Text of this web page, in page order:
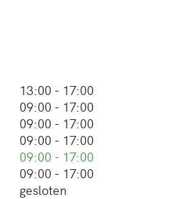
13:00 - 17:00
09:00 - 17:00
09:00 - 17:00
09:00 - 17:00
09:00 - 17:00
09:00 - 17:00
gesloten